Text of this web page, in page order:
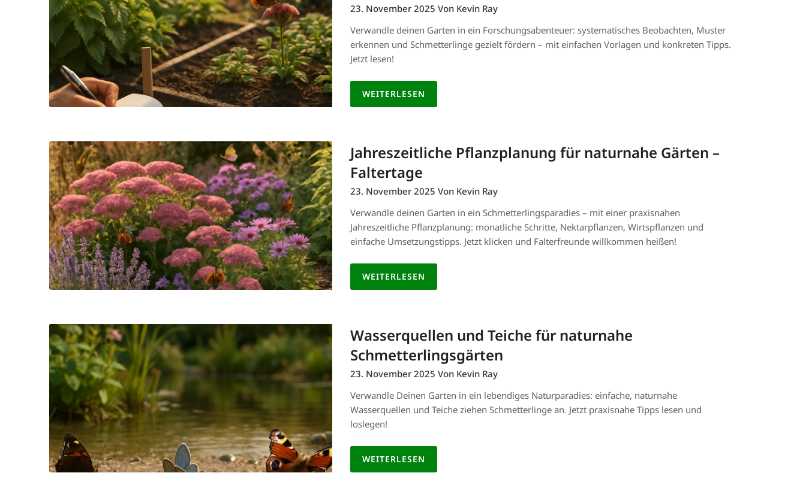
23. November 2025 Von Kevin Ray
Verwandle deinen Garten in ein Forschungsabenteuer: systematisches Beobachten, Muster
erkennen und Schmetterlinge gezielt fördern – mit einfachen Vorlagen und konkreten Tipps.
Jetzt lesen!
WEITERLESEN
Jahreszeitliche Pflanzplanung für naturnahe Gärten –
Faltertage
23. November 2025 Von Kevin Ray
Verwandle deinen Garten in ein Schmetterlingsparadies – mit einer praxisnahen
Jahreszeitliche Pflanzplanung: monatliche Schritte, Nektarpflanzen, Wirtspflanzen und
einfache Umsetzungstipps. Jetzt klicken und Falterfreunde willkommen heißen!
WEITERLESEN
Wasserquellen und Teiche für naturnahe
Schmetterlingsgärten
23. November 2025 Von Kevin Ray
Verwandle Deinen Garten in ein lebendiges Naturparadies: einfache, naturnahe
Wasserquellen und Teiche ziehen Schmetterlinge an. Jetzt praxisnahe Tipps lesen und
loslegen!
WEITERLESEN